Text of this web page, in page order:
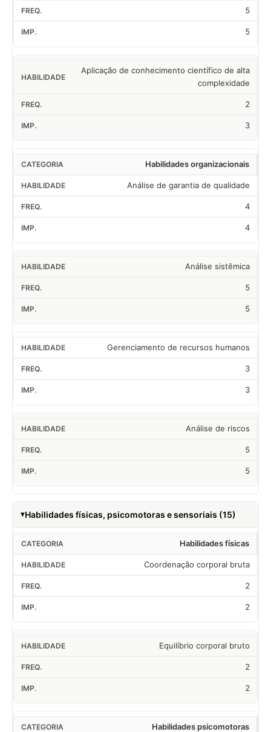
5
5
Aplicação de conhecimento científico de alta
complexidade
2
3
Habilidades organizacionais
Análise de garantia de qualidade
4
4
Análise sistêmica
5
5
Gerenciamento de recursos humanos
3
3
Análise de riscos
5
5
Habilidades físicas, psicomotoras e sensoriais (15)
Habilidades físicas
Coordenação corporal bruta
2
2
Equilíbrio corporal bruto
2
2
Habilidades psicomotoras